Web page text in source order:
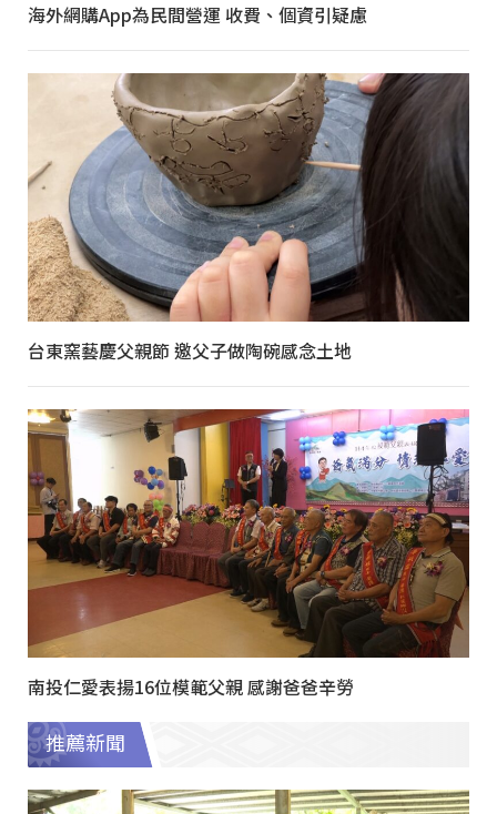
海外網購App為民間營運 收費、個資引疑慮
台東窯藝慶父親節 邀父子做陶碗感念土地
南投仁愛表揚16位模範父親 感謝爸爸辛勞
推薦新聞